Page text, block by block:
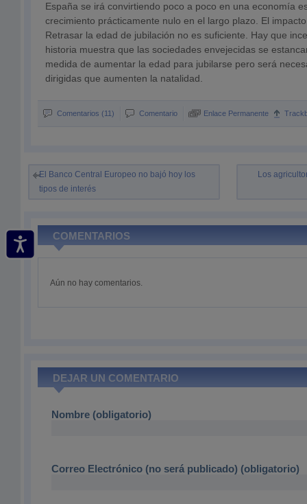
España se irá convirtiendo poco a poco en una economía
crecimiento prácticamente nulo en el largo plazo. El
Retrasar la edad de jubilación no es suficiente. Hay que
historia muestra que las sociedades envejecidas se
medida de aumentar la edad para jubilarse pero será
dirigidas que aumenten la natalidad.
Comentarios (11) Comentario Enlace Permanente
El Banco Central Europeo no bajó hoy los
tipos de interés
Los
COMENTARIOS
Aún no hay comentarios.
DEJAR UN COMENTARIO
Nombre (obligatorio)
Correo Electrónico (no será publicado) (obligatorio)